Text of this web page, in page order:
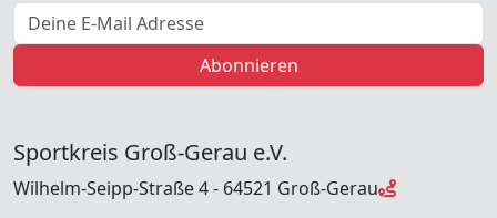
E-Mail Adresse
Abonnieren
Sportkreis Groß-Gerau e.V.
Wilhelm-Seipp-Straße 4 - 64521 Groß-Gerau